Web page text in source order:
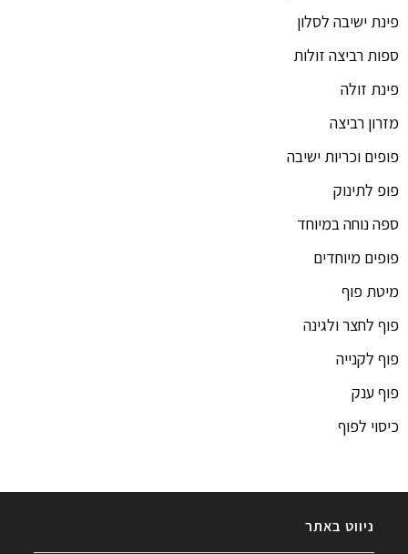
פינת ישיבה לסלון
ספות רביצה זולות
פינת זולה
מזרון רביצה
פופים וכריות ישיבה
פופ לתינוק
ספה נוחה במיוחד
פופים מיוחדים
מיטת פוף
פוף לחצר ולגינה
פוף לקנייה
פוף ענק
כיסוי לפוף
ניווט באתר